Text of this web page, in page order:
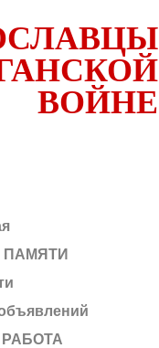
ВОЙНЕ
ПАМЯТИ